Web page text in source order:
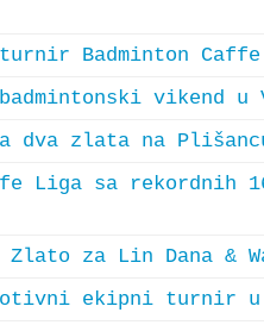
Badminton
vikend
dva zlata na
Liga sa rekordnih
Zlato za Lin Dana &
ekipni turnir u